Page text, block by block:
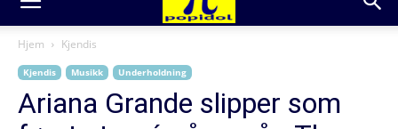
Hjem Kjendis
Kjendis Musikk Underholdning
Ariana Grande slipper som